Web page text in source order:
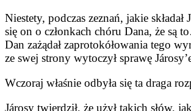
Niestety, podczas zeznań, jakie składał
się on o członkach chóru Dana, że są
Dan zażądał zaprotokóło­wania tego
ze swej strony wytoczył sprawę
Wczoraj właśnie odbyła się ta draga
Járosy twierdził, że użył takich słów,